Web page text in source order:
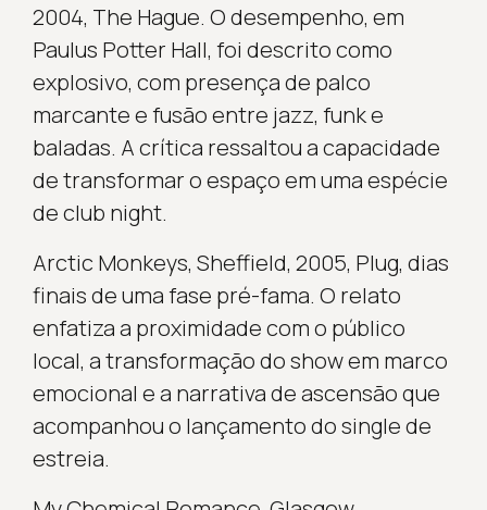
2004, The Hague. O desempenho, em
Paulus Potter Hall, foi descrito como
explosivo, com presença de palco
marcante e fusão entre jazz, funk e
baladas. A crítica ressaltou a capacidade
de transformar o espaço em uma espécie
de club night.
Arctic Monkeys, Sheffield, 2005, Plug, dias
finais de uma fase pré-fama. O relato
enfatiza a proximidade com o público
local, a transformação do show em marco
emocional e a narrativa de ascensão que
acompanhou o lançamento do single de
estreia.